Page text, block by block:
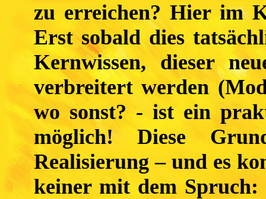
zu erreichen? Hier im
Erst sobald dies
Kernwissen, dieser
verbreitert werden
wo sonst? - ist ein
möglich! Diese
Realisierung – und es
keiner mit dem